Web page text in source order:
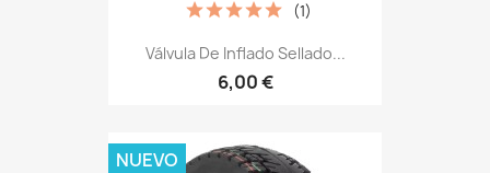
Válvula De Inflado Sellado...
6,00 €
(1)
NUEVO